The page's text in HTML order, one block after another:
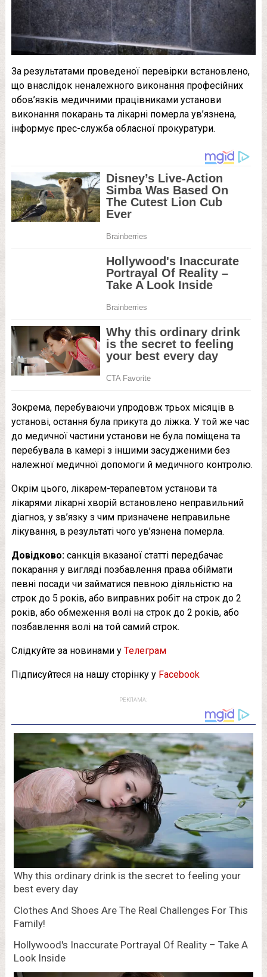
За результатами проведеної перевірки встановлено,
що внаслідок неналежного виконання професійних
обов’язків медичними працівниками установи
виконання покарань та лікарні померла ув’язнена,
інформує прес-служба обласної прокуратури.
Зокрема, перебуваючи упродовж трьох місяців в
установі, остання була прикута до ліжка. У той же час
до медичної частини установи не була поміщена та
перебувала в камері з іншими засудженими без
належної медичної допомоги й медичного контролю.
Окрім цього, лікарем-терапевтом установи та
лікарями лікарні хворій встановлено неправильний
діагноз, у зв’язку з чим призначене неправильне
лікування, в результаті чого ув’язнена померла.
Довідково:санкція вказаної статті передбачає
покарання у вигляді позбавлення права обіймати
певні посади чи займатися певною діяльністю на
строк до 5 років, або виправних робіт на строк до 2
років, або обмеження волі на строк до 2 років, або
позбавлення волі на той самий строк.
Слідкуйте за новинами у Телеграм
Підписуйтеся на нашу сторінку у Facebook
РЕКЛАМА: